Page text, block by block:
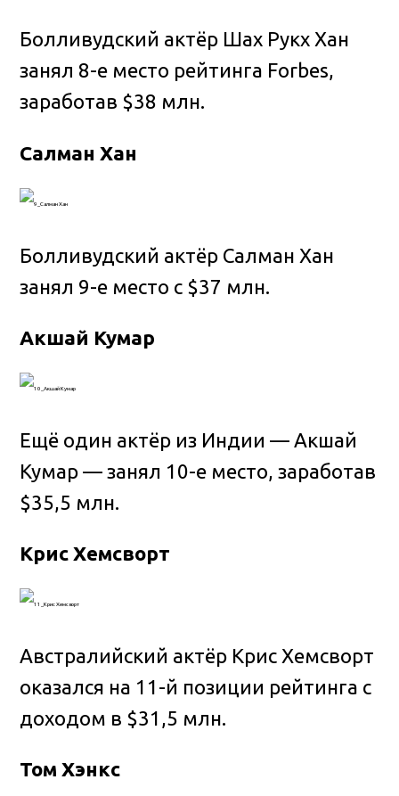
Болливудский актёр Шах Рукх Хан
занял 8-е место рейтинга Forbes,
заработав $38 млн.
Салман Хан
Болливудский актёр Салман Хан
занял 9-е место с $37 млн.
Акшай Кумар
Ещё один актёр из Индии — Акшай
Кумар — занял 10-е место, заработав
$35,5 млн.
Крис Хемсворт
Австралийский актёр Крис Хемсворт
оказался на 11-й позиции рейтинга с
доходом в $31,5 млн.
Том Хэнкс